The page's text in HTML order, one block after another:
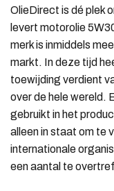
OlieDirect is dé plek
levert motorolie
merk is inmiddels
markt. In deze tijd
toewijding verdient
over de hele wereld.
gebruikt in het
alleen in staat om te
internationale
een aantal te